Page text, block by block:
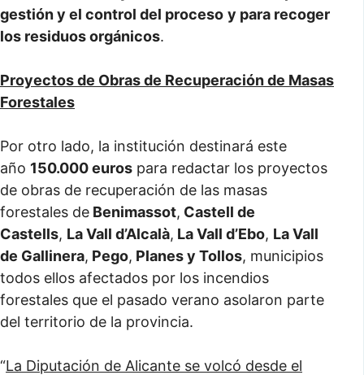
gestión y el control del proceso y para recoger
los residuos orgánicos.
Proyectos de Obras de Recuperación de Masas
Forestales
Por otro lado, la institución destinará este
año 150.000 euros para redactar los proyectos
de obras de recuperación de las masas
forestales de Benimassot, Castell de
Castells, La Vall d’Alcalà, La Vall d’Ebo, La Vall
de Gallinera, Pego, Planes y Tollos, municipios
todos ellos afectados por los incendios
forestales que el pasado verano asolaron parte
del territorio de la provincia.
“La Diputación de Alicante se volcó desde el